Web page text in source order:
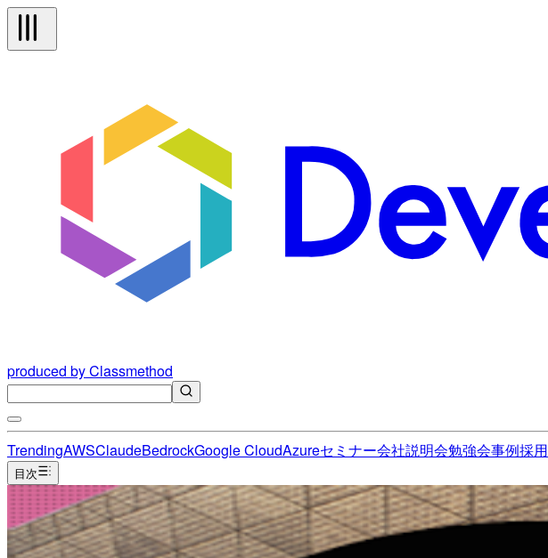
produced by Classmethod
TrendingAWSClaudeBedrockGoogle CloudAzureセミナー会社説明会勉強会事例採用
目次